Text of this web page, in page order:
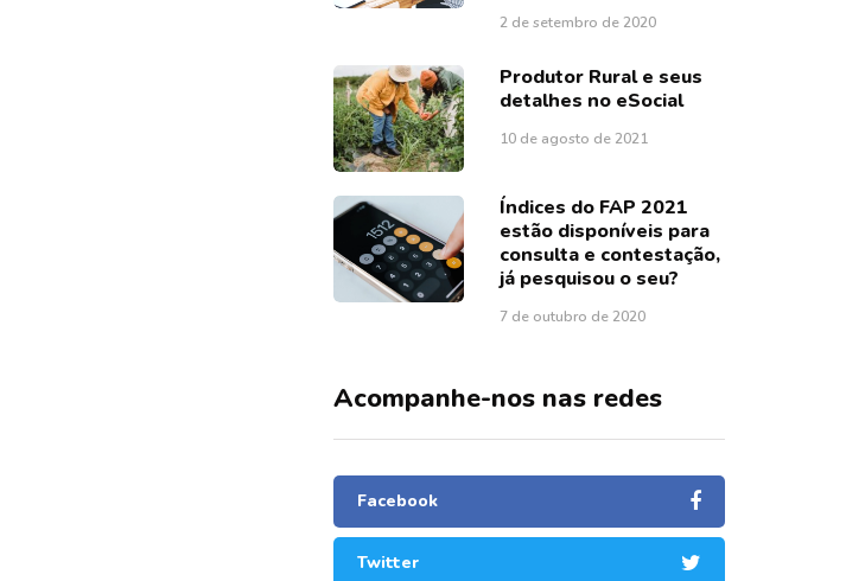
2 de setembro de 2020
Produtor Rural e seus
detalhes no eSocial
10 de agosto de 2021
Índices do FAP 2021
estão disponíveis para
consulta e contestação,
já pesquisou o seu?
7 de outubro de 2020
Acompanhe-nos nas redes
Facebook
Twitter